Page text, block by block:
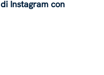
Instagram con